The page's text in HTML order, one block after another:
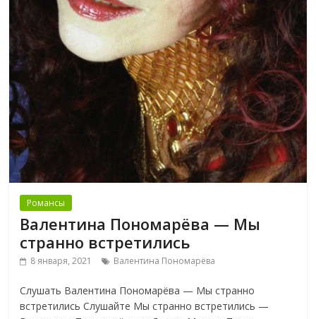
Романсы
Валентина Пономарёва — Мы
странно встретились
8 января, 2021 Валентина Пономарёва
Слушать Валентина Пономарёва — Мы странно
встретились Слушайте Мы странно встретились —